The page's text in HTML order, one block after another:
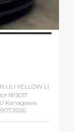
ULI YELLOW LI
№3017
Kanagawa